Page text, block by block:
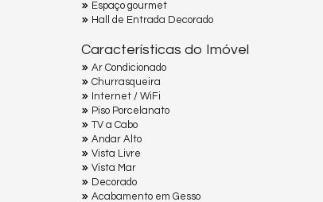
Espaço gourmet
Hall de Entrada Decorado
Características do Imóvel
Ar Condicionado
Churrasqueira
Internet / WiFi
Piso Porcelanato
TV a Cabo
Andar Alto
Vista Livre
Vista Mar
Decorado
Acabamento em Gesso